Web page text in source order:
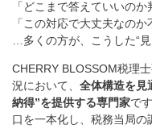
「どこまで答えていいのか
「この対応で大丈夫なのか
…多くの方が、こうした“見
CHERRY BLOSSOM税理
況において、 全体構造を見
納得”を提供する専門家で
口を一本化し、税務当局